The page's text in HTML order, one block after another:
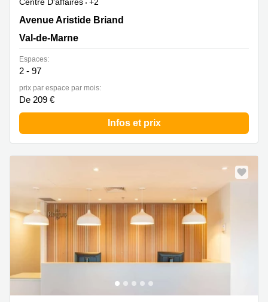
Centre D'affaires
+2
191 Avenue Aristide Briand, Val-de-Marne
Avenue Aristide Briand
Val-de-Marne
Espaces:
2 - 97
prix par espace par mois:
De 209 €
Infos et prix